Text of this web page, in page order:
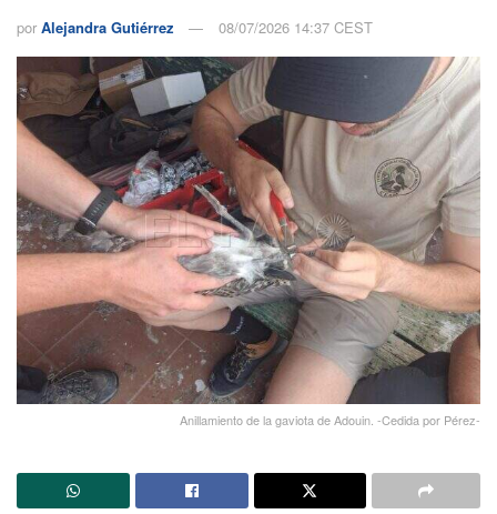
por Alejandra Gutiérrez 08/07/2026 14:37 CEST
Anillamiento de la gaviota de Adouin. -Cedida por Pérez-